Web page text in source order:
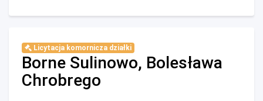
Licytacja komornicza działki
Borne Sulinowo, Bolesława
Chrobrego